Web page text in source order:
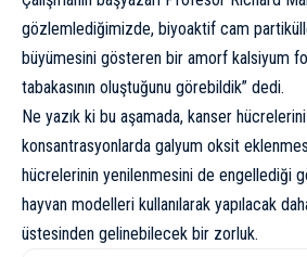
gözlemlediğimizde, biyoaktif cam
büyümesini gösteren bir amorf kalsiyum
tabakasının oluştuğunu görebildik” dedi.
Ne yazık ki bu aşamada, kanser
konsantrasyonlarda galyum oksit
hücrelerinin yenilenmesini de engellediği
hayvan modelleri kullanılarak yapılacak
üstesinden gelinebilecek bir zorluk.